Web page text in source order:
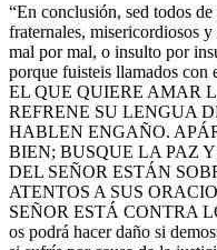
“En conclusión, sed todos
fraternales, misericordiosos
mal por mal, o insulto por
porque fuisteis llamados con
EL QUE QUIERE AMAR
REFRENE SU LENGUA
HABLEN ENGAÑO.
BIEN; BUSQUE LA PAZ
DEL SEÑOR ESTÁN
ATENTOS A SUS
SEÑOR ESTÁ CONTRA
os podrá hacer daño si